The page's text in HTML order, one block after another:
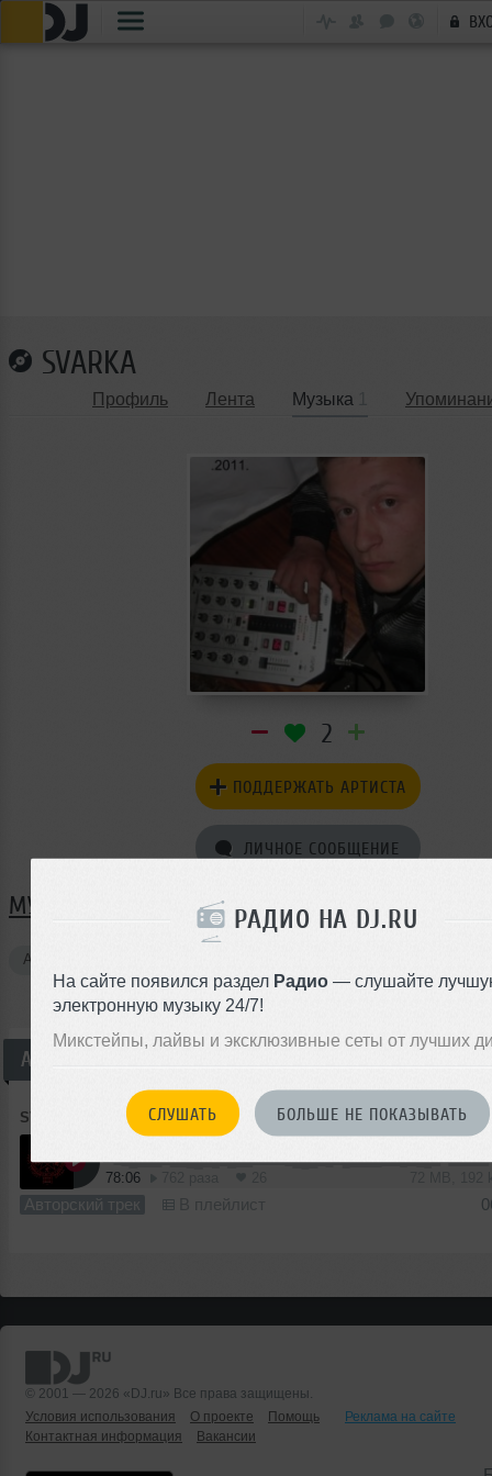
РАДИО НА DJ.RU
На сайте появился раздел Радио — слушайте
электронную музыку 24/7!
Микстейпы, лайвы и эксклюзивные сеты от лучших
СЛУШАТЬ БОЛЬШЕ НЕ ПОКАЗЫВАТЬ
SVARKA
Профиль Лента Музыка
2
ПОДДЕРЖАТЬ АРТИСТА
ЛИЧНОЕ СООБЩЕНИЕ
МУЗЫКА SVARKA
Авторские треки
Авторский трек
SVARKA DJ SVARKA MIX 13 (R)
78:06
Авторский трек В плейлист
© 2001 — 2026 «DJ.ru» Все права защищены.
Условия использования
О проекте Помощь
Реклама на сайте
Контактная информация
Вакансии